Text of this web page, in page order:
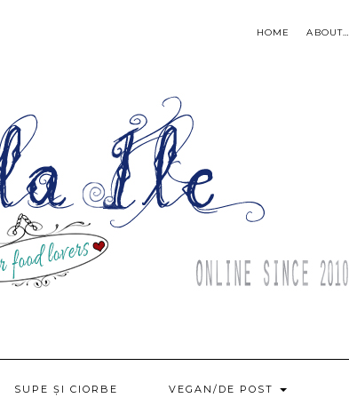
HOME ABOUT…
SUPE ȘI CIORBE VEGAN/DE POST